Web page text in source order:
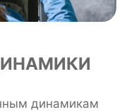
динамикам